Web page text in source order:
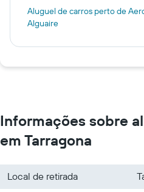
Aluguel de carros perto de
Alguaire
Informações sobre
em Tarragona
Local de retirada